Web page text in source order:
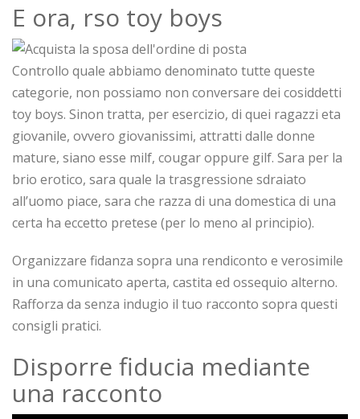
E ora, rso toy boys
Controllo quale abbiamo denominato tutte queste
categorie, non possiamo non conversare dei cosiddetti
toy boys. Sinon tratta, per esercizio, di quei ragazzi eta
giovanile, ovvero giovanissimi, attratti dalle donne
mature, siano esse milf, cougar oppure gilf. Sara per la
brio erotico, sara quale la trasgressione sdraiato
all’uomo piace, sara che razza di una domestica di una
certa ha eccetto pretese (per lo meno al principio).
Organizzare fidanza sopra una rendiconto e verosimile
in una comunicato aperta, castita ed ossequio alterno.
Rafforza da senza indugio il tuo racconto sopra questi
consigli pratici.
Disporre fiducia mediante
una racconto